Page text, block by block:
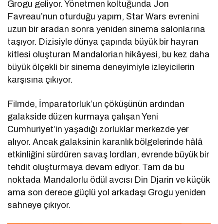
Grogu geliyor. Yönetmen koltuğunda Jon
Favreau’nun oturduğu yapım, Star Wars evrenini
uzun bir aradan sonra yeniden sinema salonlarına
taşıyor. Dizisiyle dünya çapında büyük bir hayran
kitlesi oluşturan Mandalorian hikâyesi, bu kez daha
büyük ölçekli bir sinema deneyimiyle izleyicilerin
karşısına çıkıyor.
Filmde, İmparatorluk’un çöküşünün ardından
galakside düzen kurmaya çalışan Yeni
Cumhuriyet’in yaşadığı zorluklar merkezde yer
alıyor. Ancak galaksinin karanlık bölgelerinde hâlâ
etkinliğini sürdüren savaş lordları, evrende büyük bir
tehdit oluşturmaya devam ediyor. Tam da bu
noktada Mandalorlu ödül avcısı Din Djarin ve küçük
ama son derece güçlü yol arkadaşı Grogu yeniden
sahneye çıkıyor.